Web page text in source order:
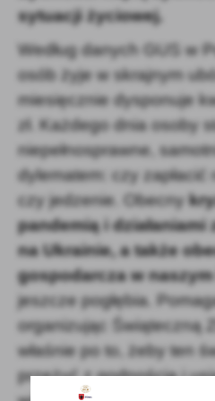
sytuacji życiowej.
Według danych GUS w
osób żyje w skrajnym
miesięcznie dysponuje
zł. Każdego dnia osoby
niepełnosprawne,
dylematem: czy zapłacić
czy jedzenie. Obecny
pandemią i działaniami
na Ukrainie, a także
gospodarcza w
jeszcze pogłębia.
organizując Świąteczną
właśnie po to, żeby ten
przeżyć z godnością i